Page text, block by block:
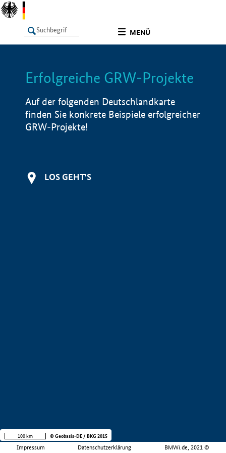
MENÜ
LISTE Info
Erfolgreiche GRW-Projekte
Auf der folgenden Deutschlandkarte
finden Sie konkrete Beispiele erfolgreicher
GRW-Projekte!
LOS GEHT'S
Impressum Datenschutzerklärung BMWi.de, 2021 ©
100 km © Geobasis-DE / BKG 2015